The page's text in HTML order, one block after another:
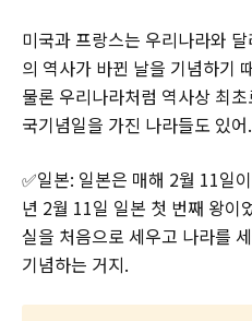
미국과 프랑스는 우리나라와
의 역사가 바뀐 날을 기념하기
물론 우리나라처럼 역사상 최
국기념일을 가진 나라들도 있어.
✅일본: 일본은 매해 2월 11일
년 2월 11일 일본 첫 번째 왕이
실을 처음으로 세우고 나라를
기념하는 거지.